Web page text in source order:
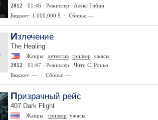
2012 · 01:46 · Режиссер:
Алекс Гибни
Бюджет: 1,000,000 $ · Сборы: —
Излечение
The Healing
Жанры: детектив триллер ужасы
2012 · 01:47 · Режиссер: Чито С. Роньо
Бюджет: — · Сборы: —
Призрачный рейс
407 Dark Flight
Жанры: триллер ужасы